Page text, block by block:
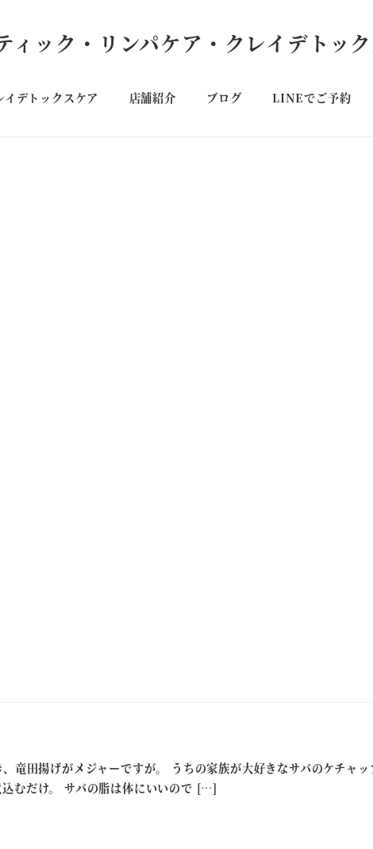
イデトックスケア 店舗紹介 ブログ LINEでご予約
竜田揚げがメジャーですが。 うちの家族が大好きなサバのケチャ
むだけ。 サバの脂は体にいいので […]